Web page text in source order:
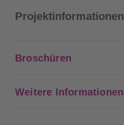
Projektinformationen
Broschüren
Weitere Informationen